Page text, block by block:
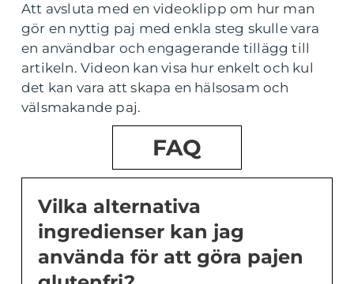
Att avsluta med en videoklipp om hur man
gör en nyttig paj med enkla steg skulle vara
en användbar och engagerande tillägg till
artikeln. Videon kan visa hur enkelt och kul
det kan vara att skapa en hälsosam och
välsmakande paj.
FAQ
Vilka alternativa
ingredienser kan jag
använda för att göra pajen